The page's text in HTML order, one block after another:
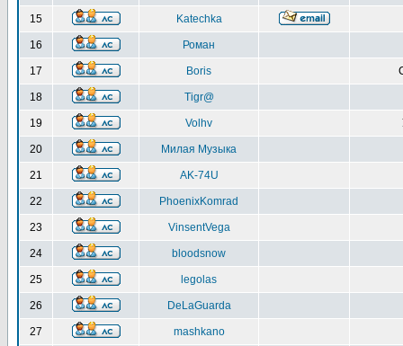
15 Katechka
16 Роман
17 Boris
18 Tigr@
19 Volhv
20 Милая Музыка
21 AK-74U
22 PhoenixKomrad
23 VinsentVega
24 bloodsnow
25 legolas
26 DeLaGuarda
27 mashkano